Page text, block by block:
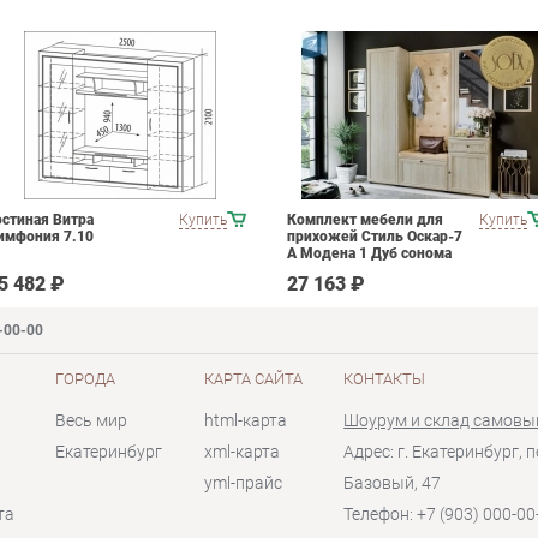
Купить
Витра
7.10
482 ₽
Купить
Комплект мебели для
прихожей Стиль Оскар-7
А Модена 1 Дуб сонома
27 163 ₽
00-00
ГОРОДА
Весь мир
Екатеринбург
КАРТА САЙТА
html-карта
xml-карта
yml-прайс
КОНТАКТЫ
Шоурум и склад
Адрес: г. Екатеринбург,
Базовый, 47
Телефон: +7 (903) 000-